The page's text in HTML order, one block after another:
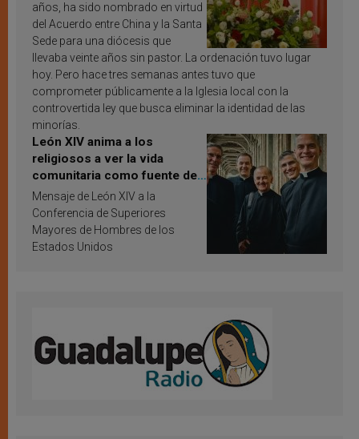
años, ha sido nombrado en virtud
del Acuerdo entre China y la Santa
Sede para una diócesis que
llevaba veinte años sin pastor. La ordenación tuvo lugar
hoy. Pero hace tres semanas antes tuvo que
comprometer públicamente a la Iglesia local con la
controvertida ley que busca eliminar la identidad de las
minorías.
León XIV anima a los
religiosos a ver la vida
comunitaria como fuente de
inspiración y santificación
Mensaje de León XIV a la
Conferencia de Superiores
Mayores de Hombres de los
Estados Unidos